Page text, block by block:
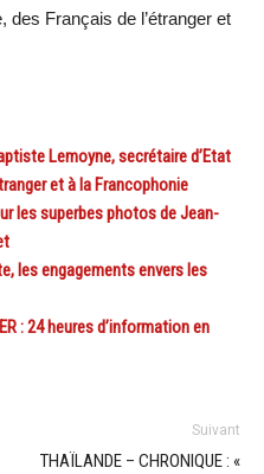
des Français de l’étranger et
Lemoyne, secrétaire d’Etat
et à la Francophonie
les superbes photos de Jean-
les engagements envers les
: 24 heures d’information en
Suivant
THAÏLANDE – CHRONIQUE : «